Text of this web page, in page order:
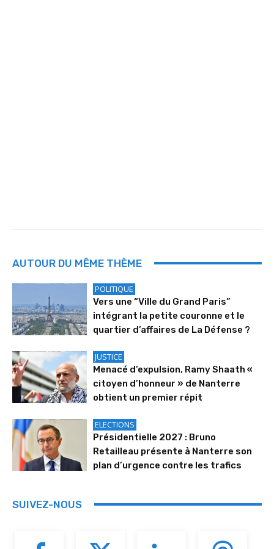
AUTOUR DU MÊME THÈME
POLITIQUE
Vers une “Ville du Grand Paris”
intégrant la petite couronne et le
quartier d’affaires de La Défense ?
JUSTICE
Menacé d’expulsion, Ramy Shaath «
citoyen d’honneur » de Nanterre
obtient un premier répit
ELECTIONS
Présidentielle 2027 : Bruno
Retailleau présente à Nanterre son
plan d’urgence contre les trafics
SUIVEZ-NOUS